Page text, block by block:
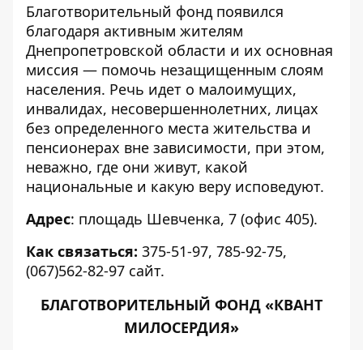
Благотворительный фонд появился
благодаря активным жителям
Днепропетровской области и их основная
миссия — помочь незащищенным слоям
населения. Речь идет о малоимущих,
инвалидах, несовершеннолетних, лицах
без определенного места жительства и
пенсионерах вне зависимости, при этом,
неважно, где они живут, какой
национальные и какую веру исповедуют.
Адрес: площадь Шевченка, 7 (офис 405).
Как связаться: 375-51-97, 785-92-75,
(067)562-82-97 сайт.
БЛАГОТВОРИТЕЛЬНЫЙ ФОНД «КВАНТ
МИЛОСЕРДИЯ»